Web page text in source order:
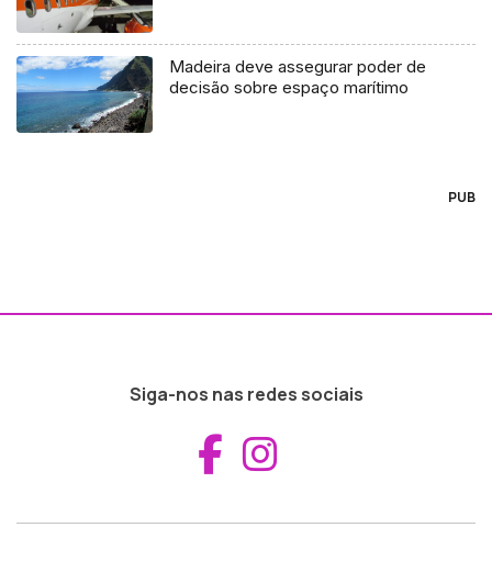
Madeira deve assegurar poder de
decisão sobre espaço marítimo
PUB
Siga-nos nas redes sociais
Aceder ao